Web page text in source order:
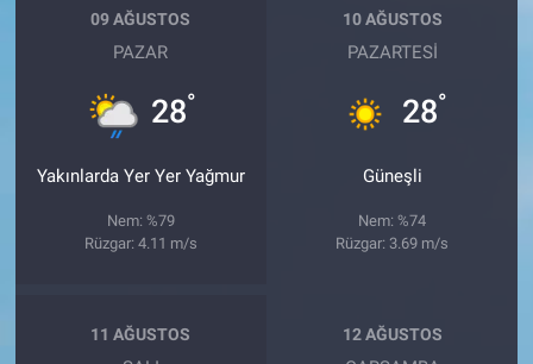
09 AĞUSTOS
PAZAR
28°
Yakınlarda Yer Yer Yağmur
Nem: %79
Rüzgar: 4.11 m/s
10 AĞUSTOS
PAZARTESI
28°
Güneşli
Nem: %74
Rüzgar: 3.69 m/s
11 AĞUSTOS 12 AĞUSTOS